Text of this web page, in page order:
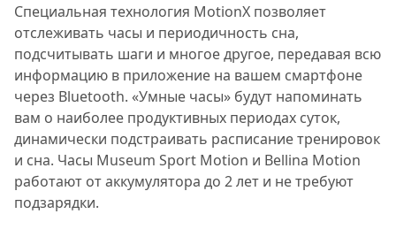
Специальная технология MotionX позволяет
отслеживать часы и периодичность сна,
подсчитывать шаги и многое другое, передавая всю
информацию в приложение на вашем смартфоне
через Bluetooth. «Умные часы» будут напоминать
вам о наиболее продуктивных периодах суток,
динамически подстраивать расписание тренировок
и сна. Часы Museum Sport Motion и Bellina Motion
работают от аккумулятора до 2 лет и не требуют
подзарядки.